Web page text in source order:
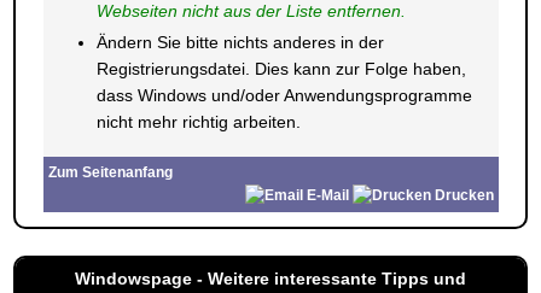
Webseiten nicht aus der Liste entfernen.
Ändern Sie bitte nichts anderes in der
Registrierungsdatei. Dies kann zur Folge haben,
dass Windows und/oder Anwendungsprogramme
nicht mehr richtig arbeiten.
Zum Seitenanfang
E-Mail
Drucken
Windowspage - Weitere interessante Tipps und